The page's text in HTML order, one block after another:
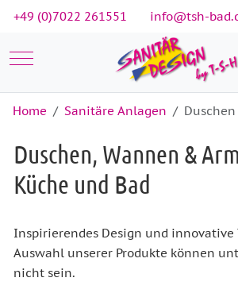
+49 (0)7022 261551 info@tsh-
Mobile Menu Toggle
Home Sanitäre Anlagen
Duschen, Wannen &
Küche und Bad
Inspirierendes Design und innovative
Auswahl unserer Produkte können
nicht sein.